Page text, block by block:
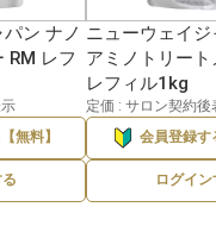
ン ナノ
RM レフ
無料】
ニューウェイジ
アミノトリート
レフィル1kg
定価 : サロン契約後
会員登録す
ログイン